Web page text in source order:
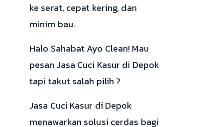
ke serat, cepat kering, dan
minim bau.
Halo Sahabat Ayo Clean! Mau
pesan Jasa Cuci Kasur di Depok
tapi takut salah pilih ?
Jasa Cuci Kasur di Depok
menawarkan solusi cerdas bagi